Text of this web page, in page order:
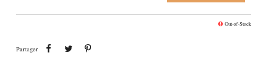
Out-of-Stock
Partager
Partager Tweet